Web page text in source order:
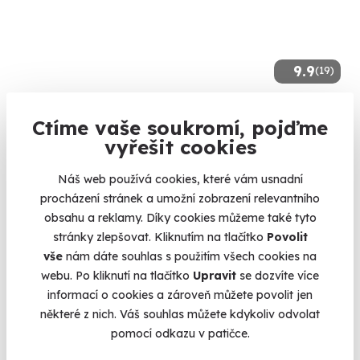
Ctíme vaše soukromí, pojďme
vyřešit cookies
Náš web používá cookies, které vám usnadní
procházení stránek a umožní zobrazení relevantního
obsahu a reklamy. Díky cookies můžeme také tyto
stránky zlepšovat. Kliknutím na tlačítko Povolit
vše nám dáte souhlas s použitím všech cookies na
webu. Po kliknutí na tlačítko Upravit se dozvíte více
informací o cookies a zároveň můžete povolit jen
některé z nich. Váš souhlas můžete kdykoliv odvolat
pomocí odkazu v patičce.
9.9(19)
Projeďte se v luxusním elektromobilu!
Pardubice (+ 6 dalších lokalit)
990 Kč
Zobrazit zážitky na mapě
Nekupujte pod stromeček věci,
darujte vzpomínku . A právě
teď můžete získat zážitkové dárky za
SUPER CENY
Dost bylo pletených svetrů, papučí a přípravků na klouby.